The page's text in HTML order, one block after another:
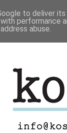
to deliver
abuse.